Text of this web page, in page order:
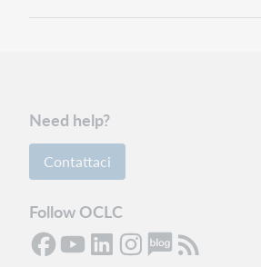
Need help?
Contattaci
Follow OCLC